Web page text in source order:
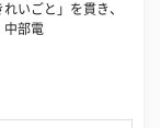
れいごと」を貫き、
中部電